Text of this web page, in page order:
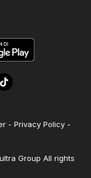
Privacy Policy
Group All rights